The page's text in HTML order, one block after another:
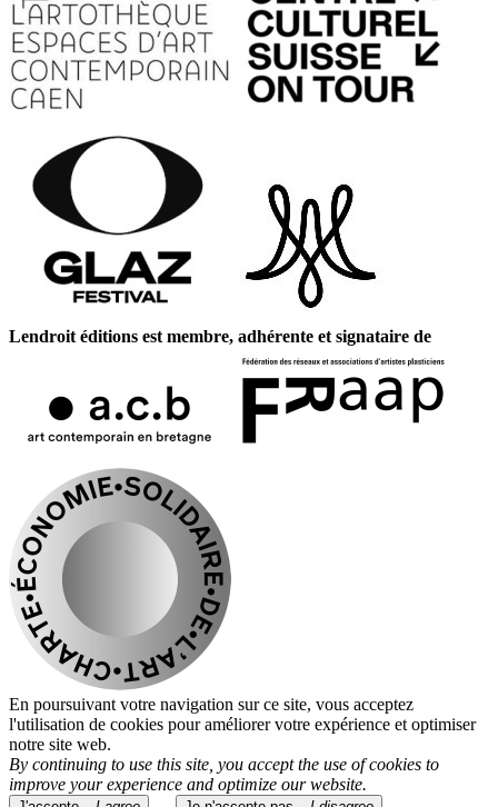
Lendroit éditions est membre, adhérente et signataire de
En poursuivant votre navigation sur ce site, vous acceptez
l'utilisation de cookies pour améliorer votre expérience et optimiser
notre site web.
By continuing to use this site, you accept the use of cookies to
improve your experience and optimize our website.